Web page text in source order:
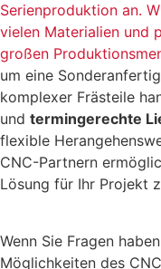
Serienproduktion an.
vielen Materialien und
großen
um eine
komplexer Frästeile
und termingerechte
flexible
CNC-Partnern
Lösung für Ihr Projekt
Wenn Sie Fragen
Möglichkeiten des